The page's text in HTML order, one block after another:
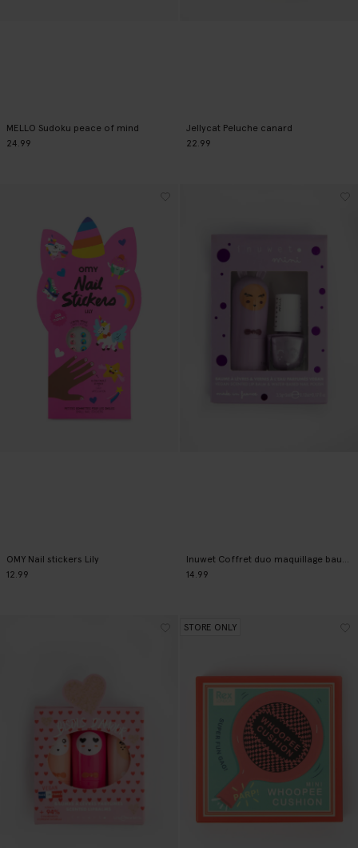
MELLO Sudoku peace of mind
24.99
Jellycat Peluche canard
22.99
OMY Nail stickers Lily
12.99
Inuwet Coffret duo maquillage baume à lèvres et vernis à ongles
14.99
STORE ONLY